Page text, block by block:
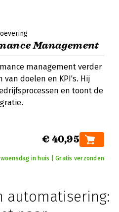
Management
management verder
doelen en KPI's. Hij
en toont de
€ 40,95
woensdag in huis | Gratis verzonden
automatisering: